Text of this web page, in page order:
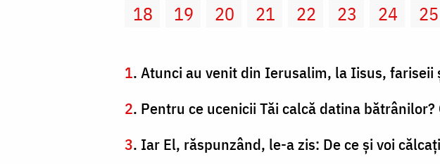
18
19 20 21 22 23 24 25
1. Atunci au venit din Ierusalim, la Iisus, fariseii
2. Pentru ce ucenicii Tăi calcă datina
3. Iar El, răspunzând, le-a zis: De ce şi voi